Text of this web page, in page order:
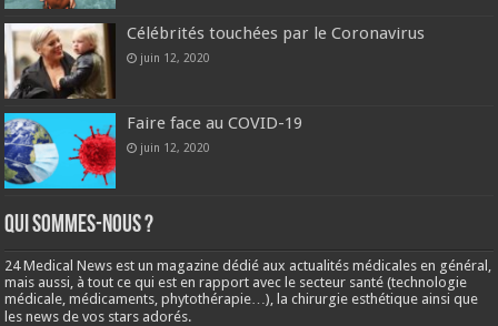
Célébrités touchées par le Coronavirus
juin 12, 2020
Faire face au COVID-19
juin 12, 2020
Qui sommes-nous ?
24 Medical News est un magazine dédié aux actualités médicales en général,
mais aussi, à tout ce qui est en rapport avec le secteur santé (technologie
médicale, médicaments, phytothérapie…), la chirurgie esthétique ainsi que
les news de vos stars adorés.